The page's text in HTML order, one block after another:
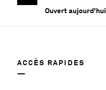
Ouvert aujourd'hui
ACCÈS RAPIDES